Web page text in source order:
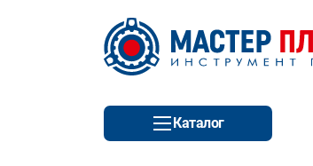
Каталог